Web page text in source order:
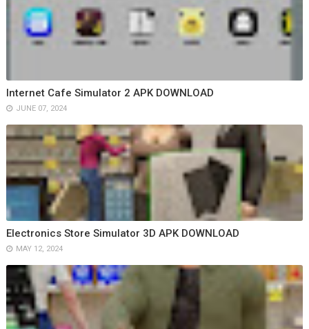
Internet Cafe Simulator 2 APK DOWNLOAD
JUNE 07, 2024
Electronics Store Simulator 3D APK DOWNLOAD
MAY 12, 2024